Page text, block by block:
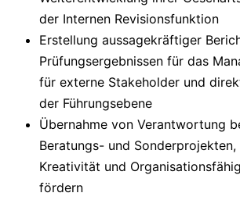
der Internen Revisionsfunktion
Erstellung aussagekräftiger
Prüfungsergebnissen für das
für externe Stakeholder und
der Führungsebene
Übernahme von Verantwortung
Beratungs- und
Kreativität und
fördern